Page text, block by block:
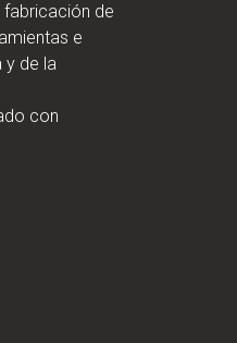
fabricación de
e
y de la
con